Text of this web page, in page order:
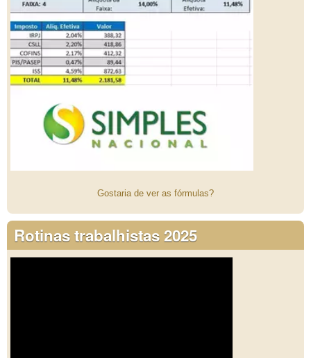
Gostaria de ver as fórmulas?
Rotinas trabalhistas 2025